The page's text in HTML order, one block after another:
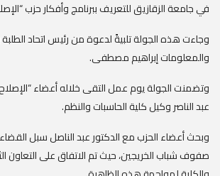
في جامعة الزقازيق للتعريف ببرنامج وأفكار حزب
وجاءت هذه الجولة تلبيةً لدعوة من رئيس اتحاد الطلبة
والمعلومات إبراهيم مصطفى.
وتضمنت الجولة يوم عمل التقى خلاله أعضاء
عبد الناصر وكيل كلية الحاسبات والنظم.
وبحث أعضاء الحزب مع الدكتور عبد الناصل سبل
صفوف شباب الخريجين، حيث تم الاتفاق على التعاون